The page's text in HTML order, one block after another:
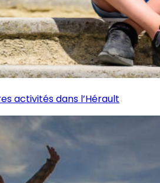
activités dans l’Hérault